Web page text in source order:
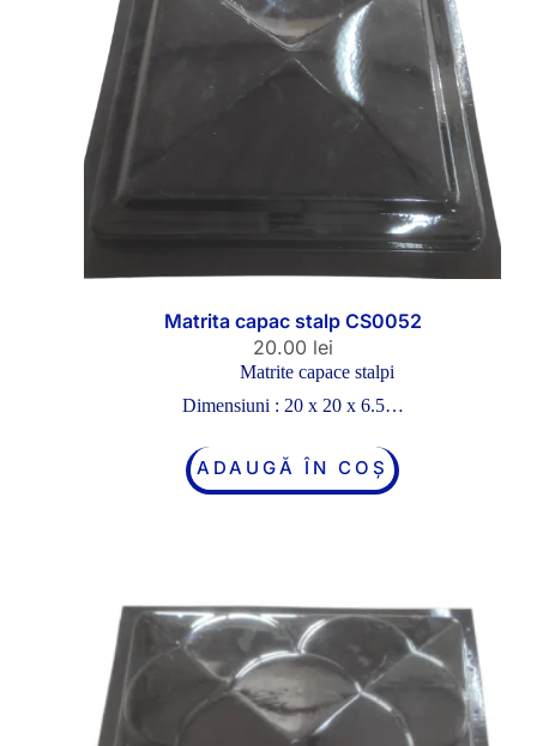
Matrita capac stalp CS0052
20.00 lei
Matrite capace stalpi
Dimensiuni : 20 x 20 x 6.5…
ADAUGĂ ÎN COȘ